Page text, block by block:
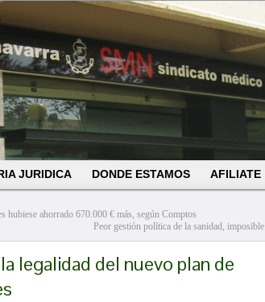
JURIDICA DONDE ESTAMOS AFILIATE
hubiese ahorrado 670.000 € más, según Comptos
Peor gestión política de la sanidad, imposible
legalidad del nuevo plan de